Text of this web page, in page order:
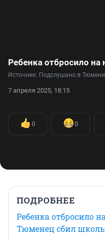
Источник: Подслушано в
7 апреля 2025, 18:15
0 0
ПОДРОБНЕЕ
Ребенка отбросило
Тюменец сбил